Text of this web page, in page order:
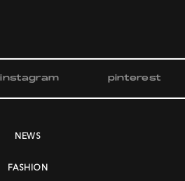
instagram pinterest
NEWS
FASHION